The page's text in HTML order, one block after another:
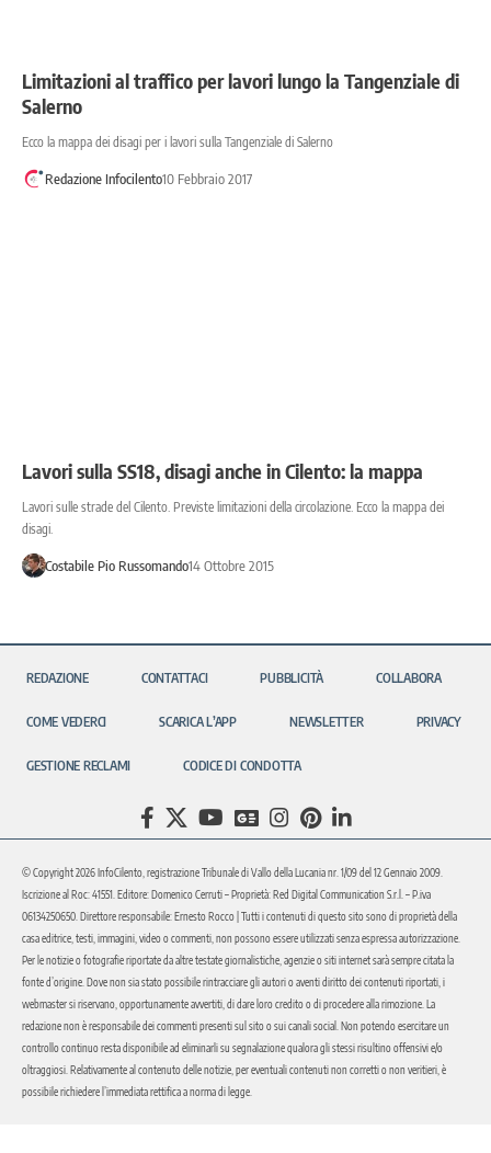
Limitazioni al traffico per lavori lungo la Tangenziale di
Salerno
Ecco la mappa dei disagi per i lavori sulla Tangenziale di Salerno
Redazione Infocilento10 Febbraio 2017
Lavori sulla SS18, disagi anche in Cilento: la mappa
Lavori sulle strade del Cilento. Previste limitazioni della circolazione. Ecco la mappa dei
disagi.
Costabile Pio Russomando14 Ottobre 2015
REDAZIONE CONTATTACI PUBBLICITÀ COLLABORA
COME VEDERCI SCARICA L’APP NEWSLETTER PRIVACY
GESTIONE RECLAMI CODICE DI CONDOTTA
© Copyright 2026 InfoCilento, registrazione Tribunale di Vallo della Lucania nr. 1/09 del 12 Gennaio 2009.
Iscrizione al Roc: 41551. Editore: Domenico Cerruti – Proprietà: Red Digital Communication S.r.l. – P.iva
06134250650. Direttore responsabile: Ernesto Rocco | Tutti i contenuti di questo sito sono di proprietà della
casa editrice, testi, immagini, video o commenti, non possono essere utilizzati senza espressa autorizzazione.
Per le notizie o fotografie riportate da altre testate giornalistiche, agenzie o siti internet sarà sempre citata la
fonte d’origine. Dove non sia stato possibile rintracciare gli autori o aventi diritto dei contenuti riportati, i
webmaster si riservano, opportunamente avvertiti, di dare loro credito o di procedere alla rimozione. La
redazione non è responsabile dei commenti presenti sul sito o sui canali social. Non potendo esercitare un
controllo continuo resta disponibile ad eliminarli su segnalazione qualora gli stessi risultino offensivi e/o
oltraggiosi. Relativamente al contenuto delle notizie, per eventuali contenuti non corretti o non veritieri, è
possibile richiedere l’immediata rettifica a norma di legge.